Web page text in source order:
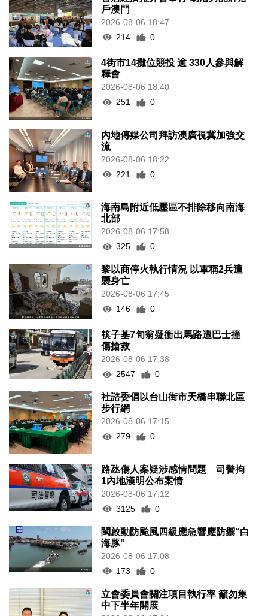
戶澳門
2026-08-06 18:47
214
0
4街市14攤位競投 逾 330人參與解
釋會
2026-08-06 18:40
251
0
內地傳媒公司拜訪澳廣視冀加強交
流
2026-08-06 18:22
221
0
海南島附近低壓區不排除移向南海
北部
2026-08-06 17:58
325
0
黎以商停火執行情況 以軍稱2兵遭
襲身亡
2026-08-06 17:45
146
0
筷子基7旬翁疑衝出馬路遭巴士撞
傷搶救
2026-08-06 17:38
2547
0
社諮委倡以台山街市天橋串聯北區
步行網
2026-08-06 17:15
279
0
路氹傷人案疑涉感情問題 司警拘
1內地漢明公布案情
2026-08-06 17:12
3125
0
閩啟動防颱風四級應急響應防禦“白
海豚”
2026-08-06 17:08
173
0
立會委員會關注項目執行率 籲勿集
中下半年開展